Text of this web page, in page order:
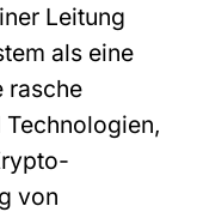
Leitung
als eine
rasche
Technologien,
von